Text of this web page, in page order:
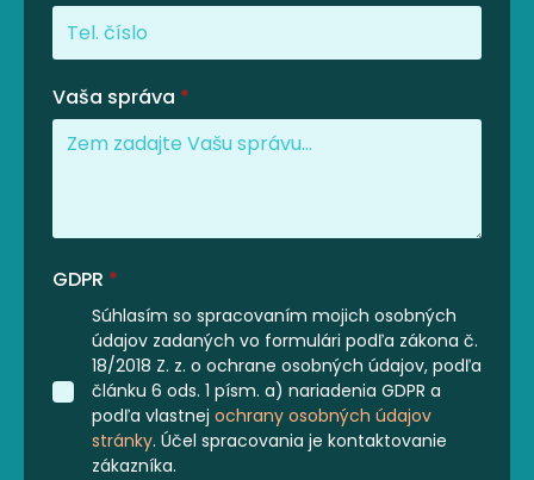
Vaša správa *
GDPR *
Súhlasím so spracovaním mojich osobných
údajov zadaných vo formulári podľa zákona č.
18/2018 Z. z. o ochrane osobných údajov, podľa
článku 6 ods. 1 písm. a) nariadenia GDPR a
podľa vlastnej ochrany osobných údajov
stránky. Účel spracovania je kontaktovanie
zákazníka.